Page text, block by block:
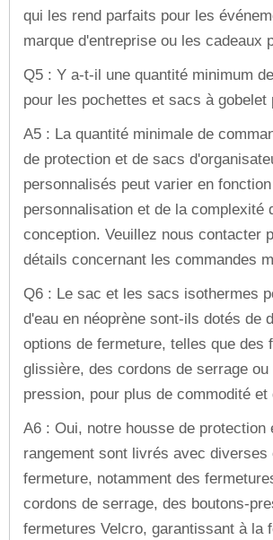
qui les rend parfaits pour les
marque d'entreprise ou les cadeaux
Q5 : Y a-t-il une quantité minimum
pour les pochettes et sacs à gobelet
A5 : La quantité minimale de
de protection et de sacs
personnalisés peut varier en
personnalisation et de la complexité
conception. Veuillez nous contacter
détails concernant les commandes
Q6 : Le sac et les sacs isothermes
d'eau en néoprène sont-ils dotés de
options de fermeture, telles que des
glissière, des cordons de serrage ou
pression, pour plus de commodité
A6 : Oui, notre housse de protection
rangement sont livrés avec diverses
fermeture, notamment des
cordons de serrage, des boutons-
fermetures Velcro, garantissant à la